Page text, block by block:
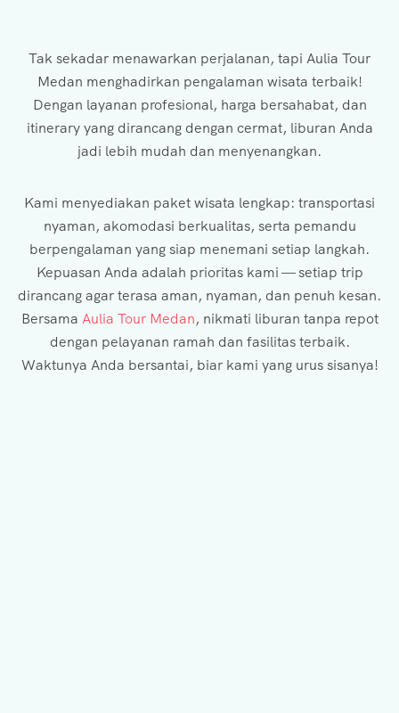
Tak sekadar menawarkan perjalanan, tapi Aulia Tour
Medan menghadirkan pengalaman wisata terbaik!
Dengan layanan profesional, harga bersahabat, dan
itinerary yang dirancang dengan cermat, liburan Anda
jadi lebih mudah dan menyenangkan.
Kami menyediakan paket wisata lengkap: transportasi
nyaman, akomodasi berkualitas, serta pemandu
berpengalaman yang siap menemani setiap langkah.
Kepuasan Anda adalah prioritas kami — setiap trip
dirancang agar terasa aman, nyaman, dan penuh kesan.
Bersama Aulia Tour Medan, nikmati liburan tanpa repot
dengan pelayanan ramah dan fasilitas terbaik.
Waktunya Anda bersantai, biar kami yang urus sisanya!